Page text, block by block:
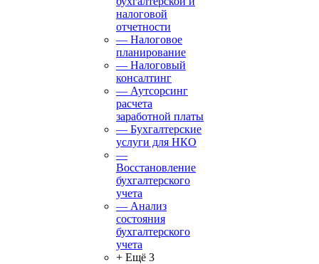
налоговой
отчетности
— Налоговое
планирование
— Налоговый
консалтинг
— Аутсорсинг
расчета
заработной платы
— Бухгалтерские
услуги для НКО
—
Восстановление
бухгалтерского
учета
— Анализ
состояния
бухгалтерского
учета
+ Ещё 3